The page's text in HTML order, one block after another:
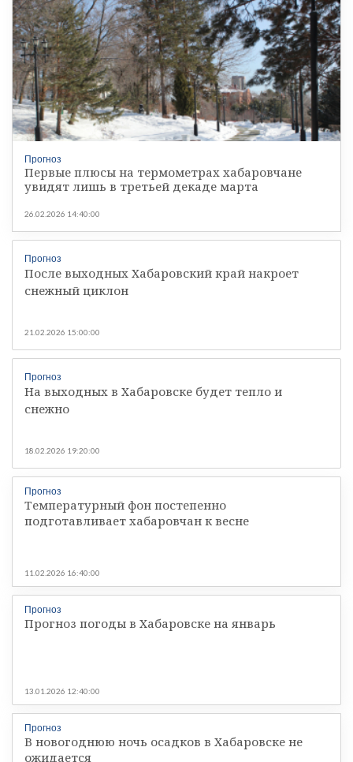
Прогноз
Первые плюсы на термометрах хабаровчане
увидят лишь в третьей декаде марта
26.02.2026 14:40:00
Прогноз
После выходных Хабаровский край накроет
снежный циклон
21.02.2026 15:00:00
Прогноз
На выходных в Хабаровске будет тепло и
снежно
18.02.2026 19:20:00
Прогноз
Температурный фон постепенно
подготавливает хабаровчан к весне
11.02.2026 16:40:00
Прогноз
Прогноз погоды в Хабаровске на январь
13.01.2026 12:40:00
Прогноз
В новогоднюю ночь осадков в Хабаровске не
ожидается